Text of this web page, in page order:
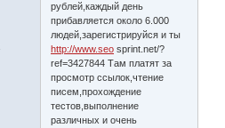
рублей,каждый день
прибавляется около 6.000
людей,зарегистрируйся и ты
http://www.seo sprint.net/?
ref=3427844 Там платят за
просмотр ссылок,чтение
писем,прохождение
тестов,выполнение
различных и очень